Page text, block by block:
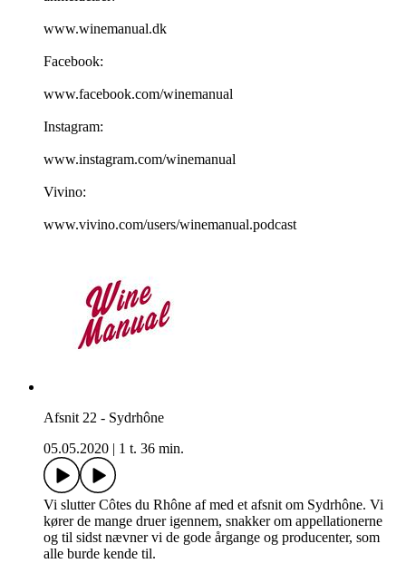
www.winemanual.dk
Facebook:
www.facebook.com/winemanual
Instagram:
www.instagram.com/winemanual
Vivino:
www.vivino.com/users/winemanual.podcast
Afsnit 22 - Sydrhône
05.05.2020
1 t. 36 min.
Vi slutter Côtes du Rhône af med et afsnit om Sydrhône. Vi
kører de mange druer igennem, snakker om appellationerne
og til sidst nævner vi de gode årgange og producenter, som
alle burde kende til.